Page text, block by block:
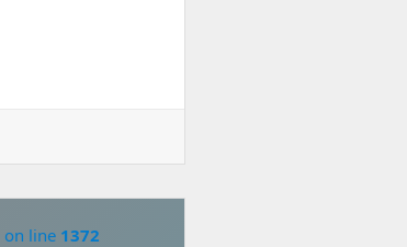
on line 1372